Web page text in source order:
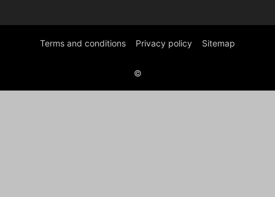
Terms and conditions Privacy policy Sitemap
©